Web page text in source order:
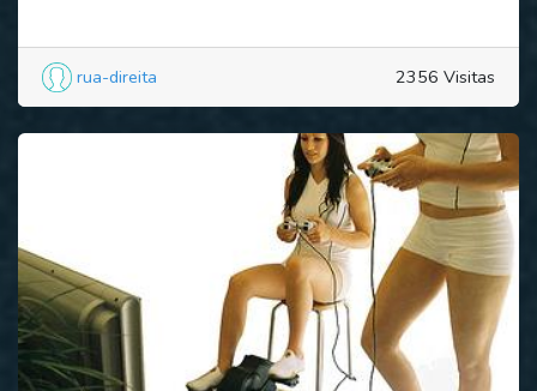
rua-direita 2356 Visitas